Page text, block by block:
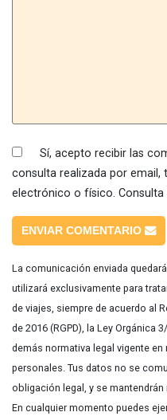
Sí, acepto recibir las
consulta realizada por
electrónico o físico. Consulta
ENVIAR COMENTARIO
La comunicación enviada
utilizará exclusivamente para
de viajes, siempre de acuerdo al
de 2016 (RGPD), la Ley Orgánica
demás normativa legal vigente
personales. Tus datos no se
obligación legal, y se
En cualquier momento puedes